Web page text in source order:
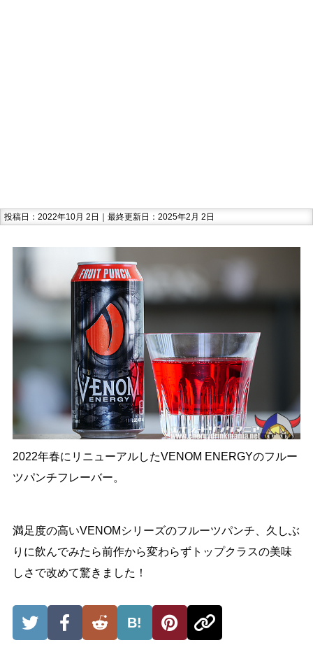
投稿日：2022年10月 2日｜最終更新日：2025年2月 2日
2022年春にリニューアルしたVENOM ENERGYのフルー
ツパンチフレーバー。
満足度の高いVENOMシリーズのフルーツパンチ、久しぶ
りに飲んでみたら前作から変わらずトップクラスの美味
しさで改めて驚きました！
B!